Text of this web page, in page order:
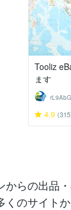
Tooliz
ます
4.9
らの出品
くのサイト